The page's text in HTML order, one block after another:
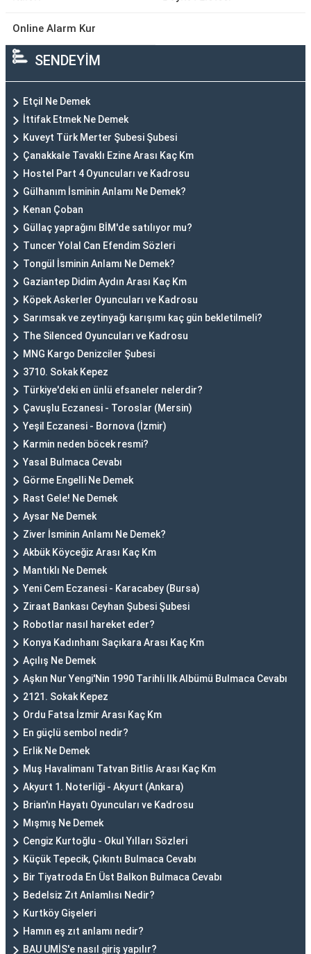
Online Alarm Kur
SENDEYİM
Etçil Ne Demek
İttifak Etmek Ne Demek
Kuveyt Türk Merter Şubesi Şubesi
Çanakkale Tavaklı Ezine Arası Kaç Km
Hostel Part 4 Oyuncuları ve Kadrosu
Gülhanım İsminin Anlamı Ne Demek?
Kenan Çoban
Güllaç yaprağını BİM'de satılıyor mu?
Tuncer Yolal Can Efendim Sözleri
Tongül İsminin Anlamı Ne Demek?
Gaziantep Didim Aydın Arası Kaç Km
Köpek Askerler Oyuncuları ve Kadrosu
Sarımsak ve zeytinyağı karışımı kaç gün bekletilmeli?
The Silenced Oyuncuları ve Kadrosu
MNG Kargo Denizciler Şubesi
3710. Sokak Kepez
Türkiye'deki en ünlü efsaneler nelerdir?
Çavuşlu Eczanesi - Toroslar (Mersin)
Yeşil Eczanesi - Bornova (İzmir)
Karmin neden böcek resmi?
Yasal Bulmaca Cevabı
Görme Engelli Ne Demek
Rast Gele! Ne Demek
Aysar Ne Demek
Ziver İsminin Anlamı Ne Demek?
Akbük Köyceğiz Arası Kaç Km
Mantıklı Ne Demek
Yeni Cem Eczanesi - Karacabey (Bursa)
Ziraat Bankası Ceyhan Şubesi Şubesi
Robotlar nasıl hareket eder?
Konya Kadınhanı Saçıkara Arası Kaç Km
Açılış Ne Demek
Aşkın Nur Yengi'Nin 1990 Tarihli Ilk Albümü Bulmaca Cevabı
2121. Sokak Kepez
Ordu Fatsa İzmir Arası Kaç Km
En güçlü sembol nedir?
Erlik Ne Demek
Muş Havalimanı Tatvan Bitlis Arası Kaç Km
Akyurt 1. Noterliği - Akyurt (Ankara)
Brian'ın Hayatı Oyuncuları ve Kadrosu
Mışmış Ne Demek
Cengiz Kurtoğlu - Okul Yılları Sözleri
Küçük Tepecik, Çıkıntı Bulmaca Cevabı
Bir Tiyatroda En Üst Balkon Bulmaca Cevabı
Bedelsiz Zıt Anlamlısı Nedir?
Kurtköy Gişeleri
Hamın eş zıt anlamı nedir?
BAU UMİS'e nasıl giriş yapılır?